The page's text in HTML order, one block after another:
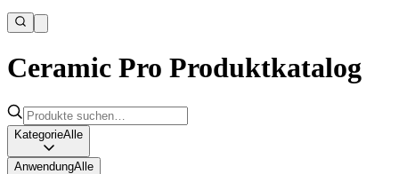
Ceramic Pro Produktkatalog
KategorieAlle
AnwendungAlle